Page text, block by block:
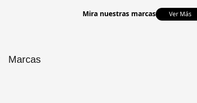
Mira nuestras marcas Ver Más
Marcas